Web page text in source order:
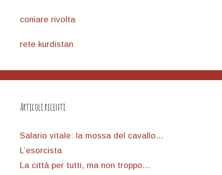
coniare rivolta
rete kurdistan
Articoli recenti
Salario vitale: la mossa del cavallo…
L’esorcista
La città per tutti, ma non troppo…